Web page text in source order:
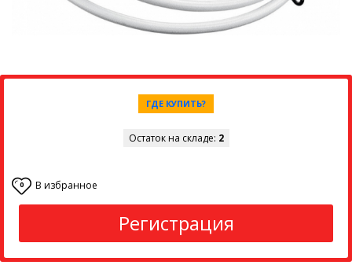
ГДЕ КУПИТЬ?
Остаток на складе: 2
0 В избранное
Регистрация